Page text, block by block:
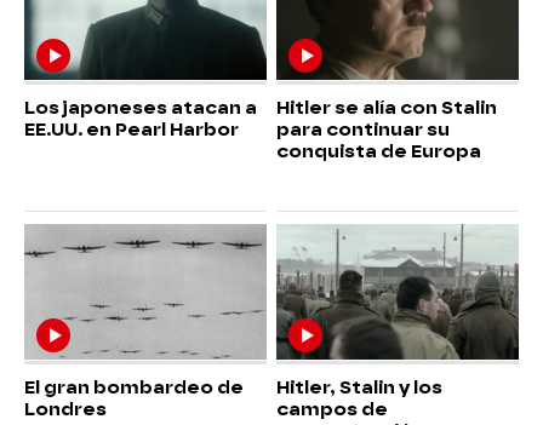
Los japoneses atacan a
EE.UU. en Pearl Harbor
Hitler se alía con Stalin
para continuar su
conquista de Europa
El gran bombardeo de
Londres
Hitler, Stalin y los
campos de